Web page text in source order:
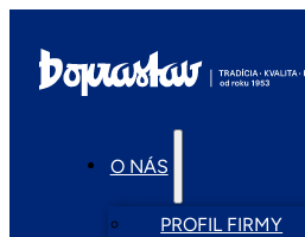
O NÁS
PROFIL FIRMY